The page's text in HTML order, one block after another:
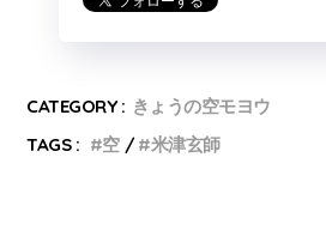
CATEGORY : きょうの空モヨウ
TAGS :
空 米津玄師